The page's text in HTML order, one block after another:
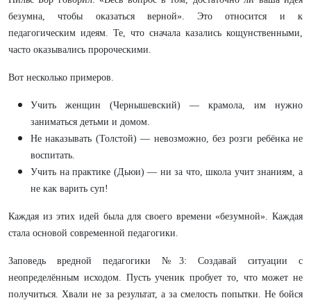
безумна, чтобы оказаться верной». Это относится и к
педагогическим идеям. Те, что сначала казались кощунственными,
часто оказывались пророческими.
Вот несколько примеров.
Учить женщин (Чернышевский) — крамола, им нужно
заниматься детьми и домом.
Не наказывать (Толстой) — невозможно, без розги ребёнка не
воспитать.
Учить на практике (Дьюи) — ни за что, школа учит знаниям, а
не как варить суп!
Каждая из этих идей была для своего времени «безумной». Каждая
стала основой современной педагогики.
Заповедь вредной педагогики №3: Создавай ситуации с
неопределённым исходом. Пусть ученик пробует то, что может не
получиться. Хвали не за результат, а за смелость попытки. Не бойся